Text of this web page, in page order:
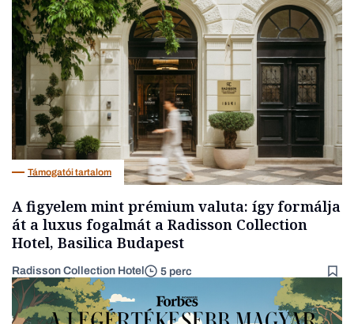
Politika
Támogatói tartalom
A figyelem mint prémium valuta: így formálja
át a luxus fogalmát a Radisson Collection
Hotel, Basilica Budapest
Radisson Collection Hotel 5 perc